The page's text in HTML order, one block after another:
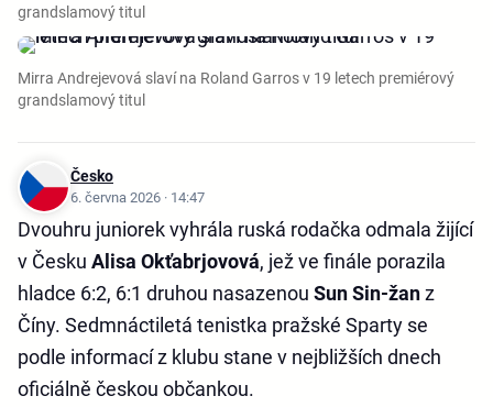
grandslamový titul
Mirra Andrejevová slaví na Roland Garros v 19 letech premiérový
grandslamový titul
Česko
6. června 2026 · 14:47
Dvouhru juniorek vyhrála ruská rodačka odmala žijící
v Česku Alisa Okťabrjovová, jež ve finále porazila
hladce 6:2, 6:1 druhou nasazenou Sun Sin-žanz
Číny. Sedmnáctiletá tenistka pražské Sparty se
podle informací z klubu stane v nejbližších dnech
oficiálně českou občankou.